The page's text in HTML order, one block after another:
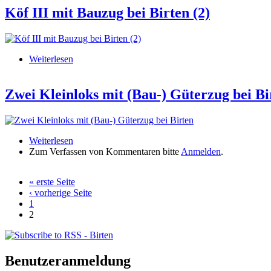
Köf III mit Bauzug bei Birten (2)
Weiterlesen
Zwei Kleinloks mit (Bau-) Güterzug bei
Weiterlesen
Zum Verfassen von Kommentaren bitte Anmelden.
Seiten« erste Seite
‹ vorherige Seite
1
2
Benutzeranmeldung